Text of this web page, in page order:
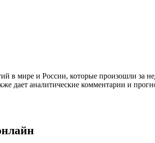
в мире и России, которые произошли за
дает аналитические комментарии и